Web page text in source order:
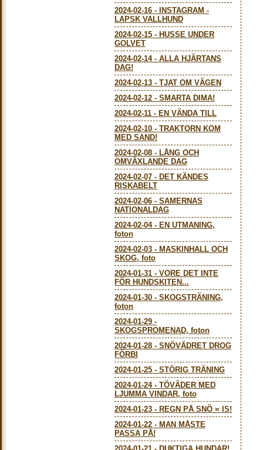
2024-02-16 -
INSTAGRAM -
LAPSK VALLHUND
2024-02-15 - HUSSE UNDER
GOLVET
2024-02-14- ALLA HJÄRTANS
DAG!
2024-02-13 - TJAT OM VÄGEN
2024-02-12 - SMARTA DIMA!
2024-02-11 - EN VÄNDA TILL
2024-02-10 - TRAKTORN KOM
MED SAND!
2024-02-08 - LÅNG OCH
OMVÄXLANDE DAG
2024-02-07 - DET KÄNDES
RISKABELT
2024-02-06 - SAMERNAS
NATIONALDAG
2024-02-04- EN UTMANING,
foton
2024-02-03 - MASKINHALL OCH
SKOG, foto
2024-01-31 - VORE DET INTE
FÖR HUNDSKITEN...
2024-01-30 - SKOGSTRÄNING,
foton
2024-01-29 -
SKOGSPROMENAD, foton
2024-01-28 - SNÖVÄDRET DROG
FÖRBI
2024-01-25 - STÖRIG TRÄNING
2024-01-24- TÖVÄDER MED
LJUMMA VINDAR, foto
2024-01-23 - REGN PÅ SNÖ = IS!
2024-01-22 - MAN MÅSTE
PASSA PÅ!